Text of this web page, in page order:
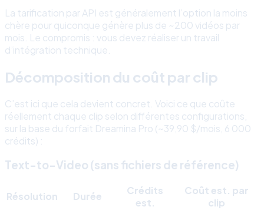
La tarification par API est généralement l’option la moins
chère pour quiconque génère plus de ~200 vidéos par
mois. Le compromis : vous devez réaliser un travail
d’intégration technique.
Décomposition du coût par clip
C’est ici que cela devient concret. Voici ce que coûte
réellement chaque clip selon différentes configurations,
sur la base du forfait Dreamina Pro (~39,90 $/mois, 6 000
crédits) :
Text-to-Video (sans fichiers de référence)
Résolution Durée
Crédits
est.
Coût est. par
clip